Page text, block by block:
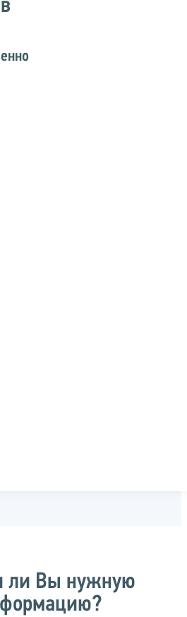
ли Вы нужную